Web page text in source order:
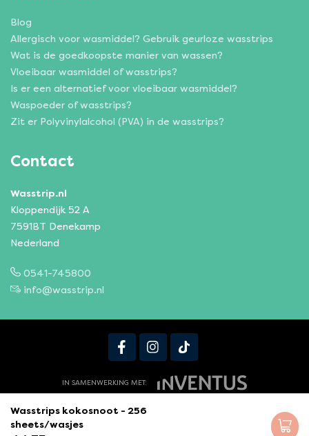
Wasstrips kokosnoot - 256
sheets/wasjes
Blog
Allergisch voor wasmiddel? Gebruik geurloze wasstrips
Wat is de goedkoopste manier van wassen?
Vloeibaar wasmiddel of wasstrips?
Is er een alternatief voor vloeibaar wasmiddel?
Waspoeder of wasstrips?
Zit er Polyvinylalcohol (PVA) in de wasstrips?
Contact
Wasstrip.nl
Kloppendijk 52 A
7591BT Denekamp
Nederland
0541-745800
info@wasstrip.nl
IN SAMENWERKING MET:
Algemene voorwaarden